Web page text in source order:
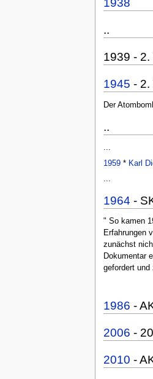
..
1939 -
1945 - 2.
Der
..
...
1959* Karl
...
1964 -
" So kamen
Erfahrungen
zunächst
Dokumentar
gefordert und
1986 -
2006 -
2010 -